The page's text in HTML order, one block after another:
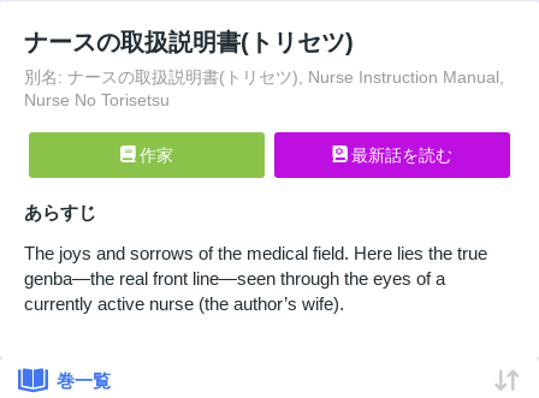
ナースの取扱説明書(トリセツ)
別名: ナースの取扱説明書(トリセツ), Nurse Instruction Manual,
Nurse No Torisetsu
作家 最新話を読む
あらすじ
The joys and sorrows of the medical field. Here lies the true
genba—the real front line—seen through the eyes of a
currently active nurse (the author’s wife).
巻一覧